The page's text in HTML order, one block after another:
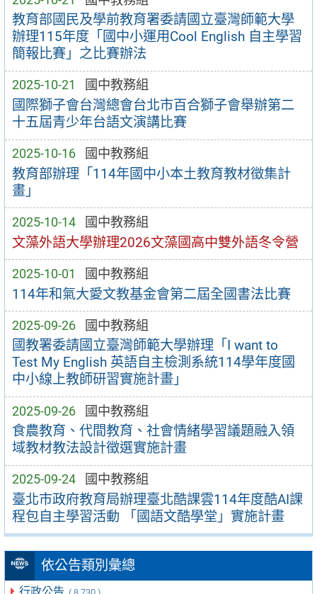
教育部國民及學前教育署委請國立臺灣師範大學
辦理115年度「國中小運用Cool English 自主學習
簡報比賽」之比賽辦法
2025-10-21 國中教務組
國際獅子會台灣總會台北市百合獅子會舉辦第二
十五屆青少年台語文演講比賽
2025-10-16 國中教務組
教育部辦理「114年國中小本土教育教材徵集計
畫」
2025-10-14 國中教務組
文藻外語大學辦理2026文藻國高中雙外語冬令營
2025-10-01 國中教務組
114年和氣大愛文教基金會第二屆全國書法比賽
2025-09-26 國中教務組
國教署委請國立臺灣師範大學辦理「I want to
Test My English 英語自主檢測系統114學年度國
中小線上教師研習實施計畫」
2025-09-26 國中教務組
食農教育、代間教育、社會情緒學習議題融入領
域教材教法設計徵選實施計畫
2025-09-24 國中教務組
臺北市政府教育局辦理臺北酷課雲114年度酷AI課
程包自主學習活動 「國語文酷學堂」實施計畫
依公告類別彙總
行政公告